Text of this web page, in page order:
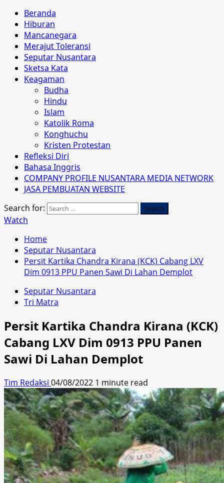
Beranda
Hiburan
Mancanegara
Merajut Toleransi
Seputar Nusantara
Sketsa Kata
Keagaman
Budha
Hindu
Islam
Katolik Roma
Konghuchu
Kristen Protestan
Refleksi Diri
Bahasa Inggris
COMPANY PROFILE NUSANTARA MEDIA NETWORK
JASA PEMBUATAN WEBSITE
Search for:
Watch
Home
Seputar Nusantara
Persit Kartika Chandra Kirana (KCK) Cabang LXV
Dim 0913 PPU Panen Sawi Di Lahan Demplot
Seputar Nusantara
Tri Matra
Persit Kartika Chandra Kirana (KCK)
Cabang LXV Dim 0913 PPU Panen
Sawi Di Lahan Demplot
Tim Redaksi 04/08/2022 1 minute read